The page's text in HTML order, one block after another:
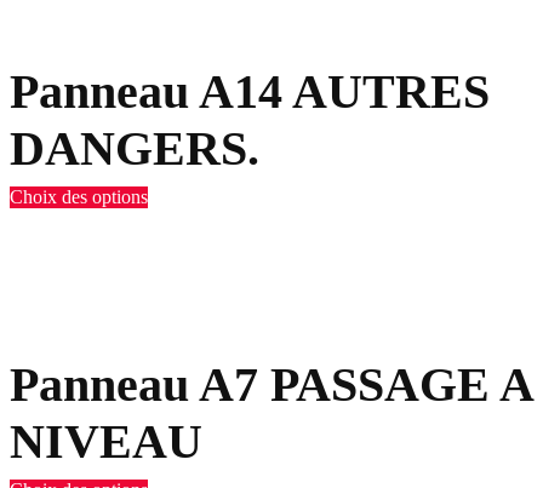
Panneau A14 AUTRES
DANGERS.
Choix des options
Panneau A7 PASSAGE A
NIVEAU